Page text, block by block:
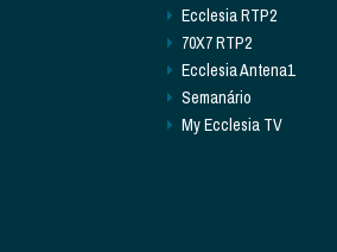
Ecclesia RTP2
70X7 RTP2
Ecclesia Antena1
Semanário
My Ecclesia TV